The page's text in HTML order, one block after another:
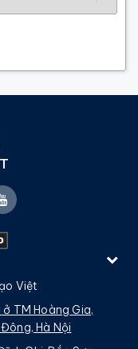
Việt
ở TM Hoàng Gia,
Hà Nội